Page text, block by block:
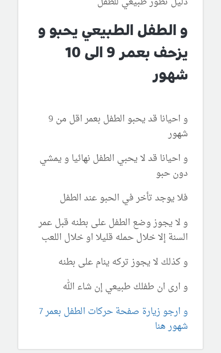
و الطفل الطبيعي يحبو و
يزحف بعمر 9 الى 10
شهور
و احيانا قد يحبو الطفل بعمر اقل من 9
شهور
و احيانا قد لا يحبي الطفل نهائيا و يمشي
دون حبو
فلا يوجد تأخر في الحبو عند الطفل
و لا يجوز وضع الطفل على بطنه قبل عمر
السنة إلا خلال حمله قليلا او خلال اللعب
و كذلك لا يجوز تركه ينام على بطنه
و ارى ان طفلك طبيعي إن شاء الله
و ارجو زيارة صفحة حركات الطفل بعمر 7
شهور هنا